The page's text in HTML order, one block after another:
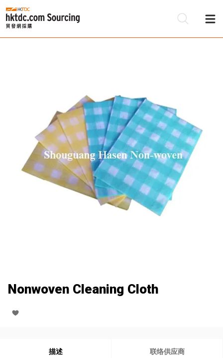
Nonwoven Cleaning Cloth
描述 联络供应商